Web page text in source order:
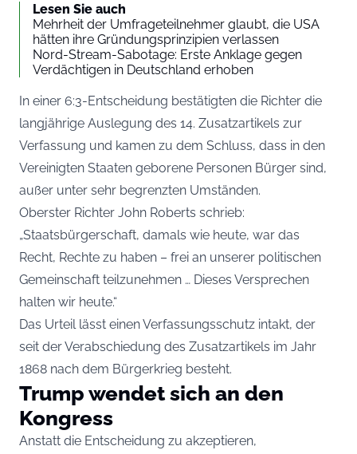
Lesen Sie auch
Mehrheit der Umfrageteilnehmer glaubt, die USA
hätten ihre Gründungsprinzipien verlassen
Nord-Stream-Sabotage: Erste Anklage gegen
Verdächtigen in Deutschland erhoben
In einer 6:3-Entscheidung bestätigten die Richter die
langjährige Auslegung des 14. Zusatzartikels zur
Verfassung und kamen zu dem Schluss, dass in den
Vereinigten Staaten geborene Personen Bürger sind,
außer unter sehr begrenzten Umständen.
Oberster Richter John Roberts schrieb:
„Staatsbürgerschaft, damals wie heute, war das
Recht, Rechte zu haben – frei an unserer politischen
Gemeinschaft teilzunehmen … Dieses Versprechen
halten wir heute.“
Das Urteil lässt einen Verfassungsschutz intakt, der
seit der Verabschiedung des Zusatzartikels im Jahr
1868 nach dem Bürgerkrieg besteht.
Trump wendet sich an den
Kongress
Anstatt die Entscheidung zu akzeptieren,